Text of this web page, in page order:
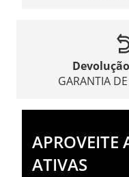
GARANTIA
APROVEITE
ATIVAS